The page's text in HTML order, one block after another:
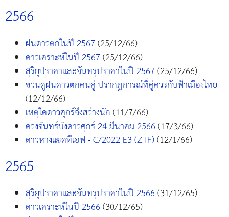
2566
ฝนดาวตกในปี 2567(25/12/66)
ดาวเคราะห์ในปี 2567(25/12/66)
สุริยุปราคาและจันทรุปราคาในปี 2567(25/12/66)
ชวนดูฝนดาวตกคนคู่ ปรากฏการณ์ที่คู่ควรกับฟ้าเมืองไทย
(12/12/66)
เหตุใดดาวศุกร์จึงสว่างนัก(11/7/66)
ดวงจันทร์บังดาวศุกร์ 24 มีนาคม 2566(17/3/66)
ดาวหางแซดทีเอฟ - C/2022 E3 (ZTF)(12/1/66)
2565
สุริยุปราคาและจันทรุปราคาในปี 2566(31/12/65)
ดาวเคราะห์ในปี 2566(30/12/65)